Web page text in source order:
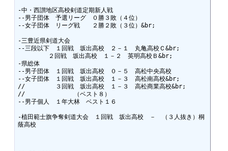
-中・西讃地区高校剣道定期新人戦
--男子団体　予選リーグ　０勝３敗（４位）
--女子団体　リーグ戦　　２勝２敗（３位）&br;
-三豊近県剣道大会
--三段以下　１回戦　坂出高校　２－１　丸亀高校Ｃ&br;
２回戦　坂出高校　１－２　英明高校Ｂ&br;
-県総体
--男子団体　１回戦　坂出高校　０－５　高松中央高校
--女子団体　１回戦　坂出高校　１－３　高松南高校&br;
//　　　　　３回戦　坂出高校　１－３　高松商業高校&br;
//　　　　　　　　（ベスト８）
--男子個人　１年大林　ベスト１６
-植田範士旗争奪剣道大会　１回戦　坂出高校　－　（３人抜き）桐
蔭高校